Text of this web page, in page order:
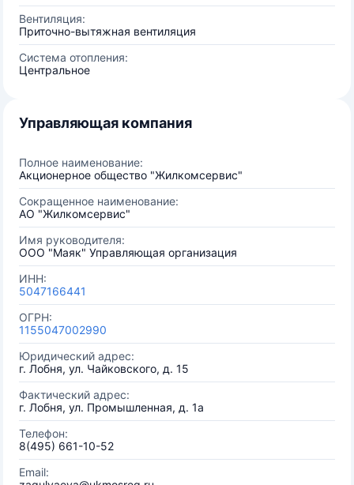
Вентиляция:
Приточно-вытяжная вентиляция
Система отопления:
Центральное
Управляющая компания
Полное наименование:
Акционерное общество "Жилкомсервис"
Сокращенное наименование:
АО "Жилкомсервис"
Имя руководителя:
ООО "Маяк" Управляющая организация
ИНН:
5047166441
ОГРН:
1155047002990
Юридический адрес:
г. Лобня, ул. Чайковского, д. 15
Фактический адрес:
г. Лобня, ул. Промышленная, д. 1а
Телефон:
8(495) 661-10-52
Email: